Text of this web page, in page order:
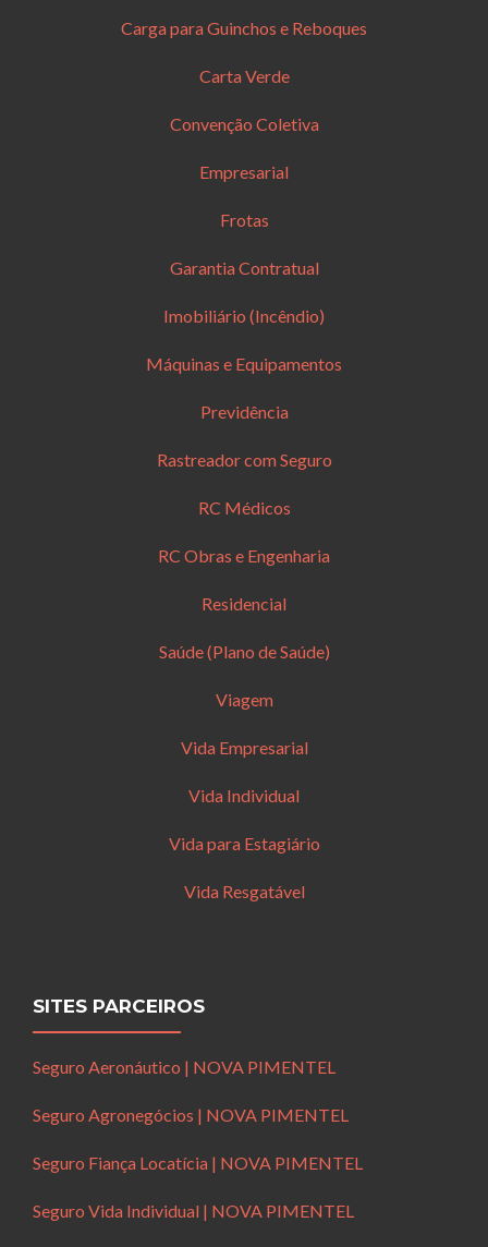
Carga para Guinchos e Reboques
Carta Verde
Convenção Coletiva
Empresarial
Frotas
Garantia Contratual
Imobiliário (Incêndio)
Máquinas e Equipamentos
Previdência
Rastreador com Seguro
RC Médicos
RC Obras e Engenharia
Residencial
Saúde (Plano de Saúde)
Viagem
Vida Empresarial
Vida Individual
Vida para Estagiário
Vida Resgatável
SITES PARCEIROS
Seguro Aeronáutico | NOVA PIMENTEL
Seguro Agronegócios | NOVA PIMENTEL
Seguro Fiança Locatícia | NOVA PIMENTEL
Seguro Vida Individual | NOVA PIMENTEL